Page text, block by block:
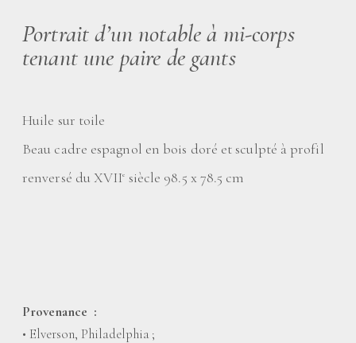
Portrait d’un notable à mi-corps
tenant une paire de gants
Huile sur toile
Beau cadre espagnol en bois doré et sculpté à profil
renversé du XVIIe siècle 98.5 x 78.5 cm
Provenance :
• Elverson, Philadelphia ;